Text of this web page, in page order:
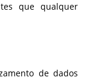
que qualquer
de dados